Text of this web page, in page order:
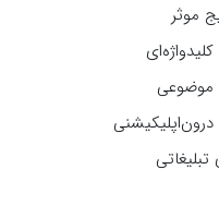
موثر
موضوعی